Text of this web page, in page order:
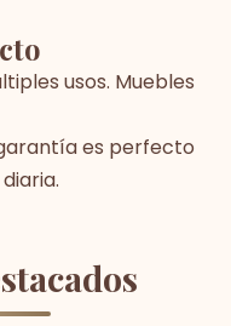
usos. Muebles
es perfecto